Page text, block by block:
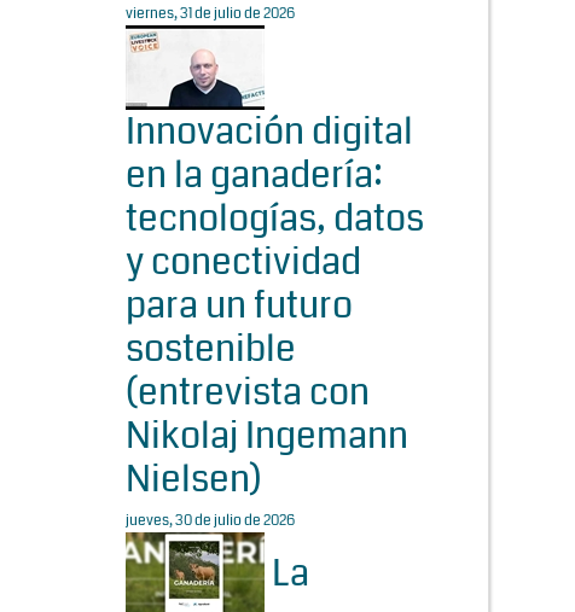
viernes, 31 de julio de 2026
Innovación digital
en la ganadería:
tecnologías, datos
y conectividad
para un futuro
sostenible
(entrevista con
Nikolaj Ingemann
Nielsen)
jueves, 30 de julio de 2026
La